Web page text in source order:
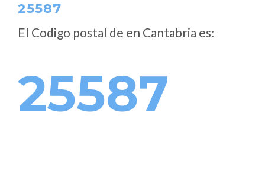
25587
El Codigo postal de en Cantabria es:
25587